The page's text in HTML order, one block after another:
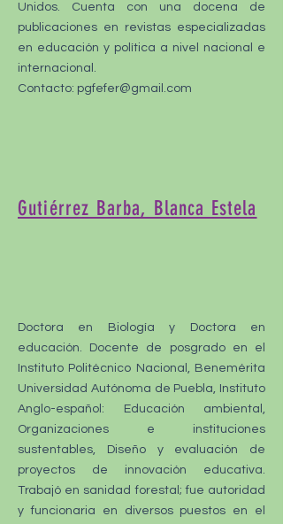
Unidos. Cuenta con una docena de
publicaciones en revistas especializadas
en educación y política a nivel nacional e
internacional.
Contacto: pgfefer@gmail.com
Gutiérrez Barba, Blanca Estela
Doctora en Biología y Doctora en
educación. Docente de posgrado en el
Instituto Politécnico Nacional, Benemérita
Universidad Autónoma de Puebla, Instituto
Anglo-español: Educación ambiental,
Organizaciones e instituciones
sustentables, Diseño y evaluación de
proyectos de innovación educativa.
Trabajó en sanidad forestal; fue autoridad
y funcionaria en diversos puestos en el